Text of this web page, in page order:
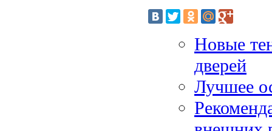
Новые
дверей
Лучшее